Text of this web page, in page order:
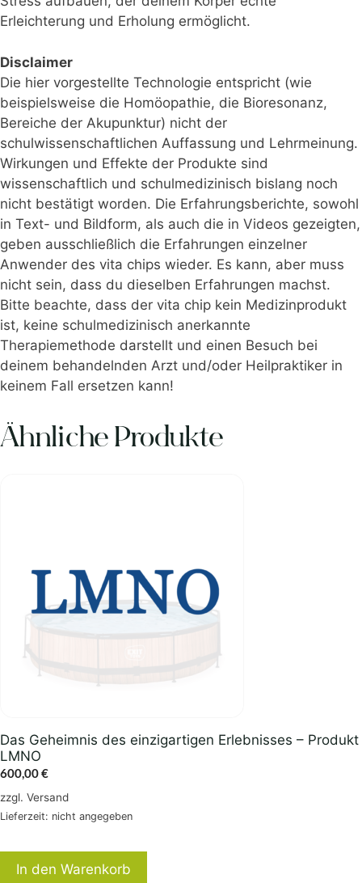
Erleichterung und Erholung ermöglicht.
Disclaimer
Die hier vorgestellte Technologie entspricht (wie
beispielsweise die Homöopathie, die Bioresonanz,
Bereiche der Akupunktur) nicht der
schulwissenschaftlichen Auffassung und Lehrmeinung.
Wirkungen und Effekte der Produkte sind
wissenschaftlich und schulmedizinisch bislang noch
nicht bestätigt worden. Die Erfahrungsberichte, sowohl
in Text- und Bildform, als auch die in Videos gezeigten,
geben ausschließlich die Erfahrungen einzelner
Anwender des vita chips wieder. Es kann, aber muss
nicht sein, dass du dieselben Erfahrungen machst.
Bitte beachte, dass der vita chip kein Medizinprodukt
ist, keine schulmedizinisch anerkannte
Therapiemethode darstellt und einen Besuch bei
deinem behandelnden Arzt und/oder Heilpraktiker in
keinem Fall ersetzen kann!
Ähnliche Produkte
Das Geheimnis des einzigartigen Erlebnisses – Produkt
LMNO
600,00€
zzgl. Versand
Lieferzeit: nicht angegeben
In den Warenkorb